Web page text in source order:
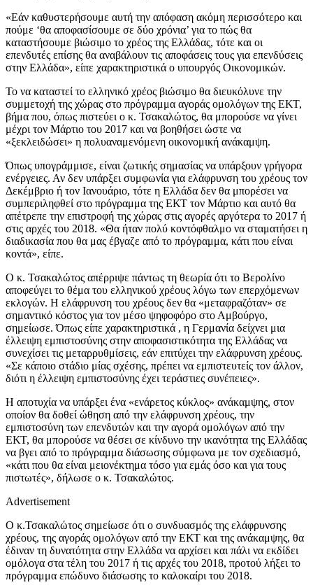
«Εάν καθυστερήσουμε αυτή την απόφαση ακόμη περισσότερο και
πούμε ‘θα αποφασίσουμε σε δύο χρόνια’ για το πώς θα
καταστήσουμε βιώσιμο το χρέος της Ελλάδας, τότε και οι
επενδυτές επίσης θα αναβάλουν τις αποφάσεις τους για επενδύσεις
στην Ελλάδα», είπε χαρακτηριστικά ο υπουργός Οικονομικών.
Το να καταστεί το ελληνικό χρέος βιώσιμο θα διευκόλυνε την
συμμετοχή της χώρας στο πρόγραμμα αγοράς ομολόγων της ΕΚΤ,
βήμα που, όπως πιστεύει ο κ. Τσακαλώτος, θα μπορούσε να γίνει
μέχρι τον Μάρτιο του 2017 και να βοηθήσει ώστε να
«ξεκλειδώσει» η πολυαναμενόμενη οικονομική ανάκαμψη.
Όπως υπογράμμισε, είναι ζωτικής σημασίας να υπάρξουν γρήγορα
ενέργειες. Αν δεν υπάρξει συμφωνία για ελάφρυνση του χρέους τον
Δεκέμβριο ή τον Ιανουάριο, τότε η Ελλάδα δεν θα μπορέσει να
συμπεριληφθεί στο πρόγραμμα της ΕΚΤ τον Μάρτιο και αυτό θα
απέτρεπε την επιστροφή της χώρας στις αγορές αργότερα το 2017 ή
στις αρχές του 2018. «Θα ήταν πολύ κοντόφθαλμο να σταματήσει η
διαδικασία που θα μας έβγαζε από το πρόγραμμα, κάτι που είναι
κοντά», είπε.
Ο κ. Τσακαλώτος απέρριψε πάντως τη θεωρία ότι το Βερολίνο
αποφεύγει το θέμα του ελληνικού χρέους λόγω των επερχόμενων
εκλογών. Η ελάφρυνση του χρέους δεν θα «μεταφραζόταν» σε
σημαντικό κόστος για τον μέσο ψηφοφόρο στο Αμβούργο,
σημείωσε. Όπως είπε χαρακτηριστικά , η Γερμανία δείχνει μια
έλλειψη εμπιστοσύνης στην αποφασιστικότητα της Ελλάδας να
συνεχίσει τις μεταρρυθμίσεις, εάν επιτύχει την ελάφρυνση χρέους.
«Σε κάποιο στάδιο μίας σχέσης, πρέπει να εμπιστευτείς τον άλλον,
διότι η έλλειψη εμπιστοσύνης έχει τεράστιες συνέπειες».
Η αποτυχία να υπάρξει ένα «ενάρετος κύκλος» ανάκαμψης, στον
οποίον θα δοθεί ώθηση από την ελάφρυνση χρέους, την
εμπιστοσύνη των επενδυτών και την αγορά ομολόγων από την
ΕΚΤ, θα μπορούσε να θέσει σε κίνδυνο την ικανότητα της Ελλάδας
να βγει από το πρόγραμμα διάσωσης σύμφωνα με τον σχεδιασμό,
«κάτι που θα είναι μειονέκτημα τόσο για εμάς όσο και για τους
πιστωτές», δήλωσε ο κ. Τσακαλώτος.
Advertisement
Ο κ.Τσακαλώτος σημείωσε ότι ο συνδυασμός της ελάφρυνσης
χρέους, της αγοράς ομολόγων από την ΕΚΤ και της ανάκαμψης, θα
έδιναν τη δυνατότητα στην Ελλάδα να αρχίσει και πάλι να εκδίδει
ομόλογα στα τέλη του 2017 ή τις αρχές του 2018, προτού λήξει το
πρόγραμμα επώδυνο διάσωσης το καλοκαίρι του 2018.